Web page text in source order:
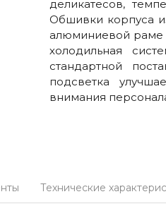
деликатесов,
Обшивки корпуса
алюминиевой раме
холодильная
стандартной
подсветка
внимания
Технические